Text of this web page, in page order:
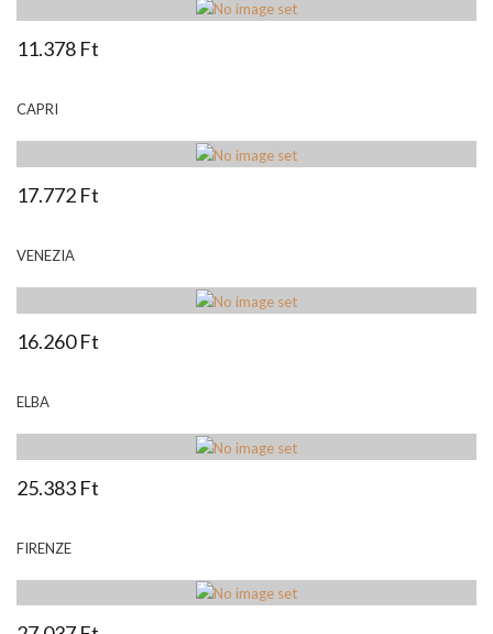
11.378 Ft
CAPRI
17.772 Ft
VENEZIA
16.260 Ft
ELBA
25.383 Ft
FIRENZE